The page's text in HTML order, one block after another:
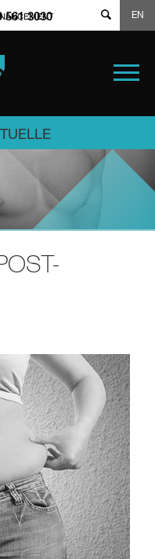
561 3030 EN